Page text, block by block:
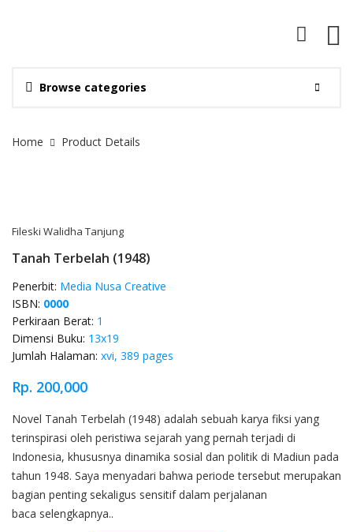
Browse categories
Site Breadcrumb
Home Product Details
Fileski Walidha Tanjung
Tanah Terbelah (1948)
Penerbit: Media Nusa Creative
ISBN: 0000
Perkiraan Berat: 1
Dimensi Buku: 13x19
Jumlah Halaman: xvi, 389 pages
Rp. 200,000
Product Overview
Novel Tanah Terbelah (1948) adalah sebuah karya fiksi yang
terinspirasi oleh peristiwa sejarah yang pernah terjadi di
Indonesia, khususnya dinamika sosial dan politik di Madiun pada
tahun 1948. Saya menyadari bahwa periode tersebut merupakan
bagian penting sekaligus sensitif dalam perjalanan
baca selengkapnya..